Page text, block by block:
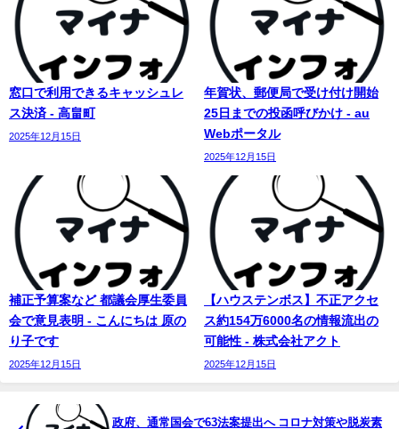
窓口で利用できるキャッシュレ
ス決済 - 高畠町
2025年12月15日
年賀状、郵便局で受け付け開始
25日までの投函呼びかけ - au
Webポータル
2025年12月15日
補正予算案など 都議会厚生委員
会で意見表明 - こんにちは 原の
り子です
2025年12月15日
【ハウステンボス】不正アクセ
ス約154万6000名の情報流出の
可能性 - 株式会社アクト
2025年12月15日
政府、通常国会で63法案提出へ コロナ対策や脱炭素